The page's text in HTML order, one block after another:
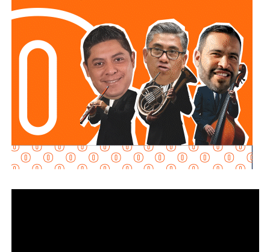
pretendo entrar en detalles técnicos de si está bien o mal
hecho, por eso me centro en losdebates que quieren
forzar las páginas de Facebookque se llaman medios
de prensa.
Pocas veces he visto medios cuestionar la constante
construcción de estructura cochista que lejos de mejorar la
movilidad, como dicen los boletines oficiales, tienden
solamente a
favorecer la velocidad
¿Quién se acuerda de los peatones? ¿Quién piensa
en el que quiere cruzar la calle sin tener que subirse